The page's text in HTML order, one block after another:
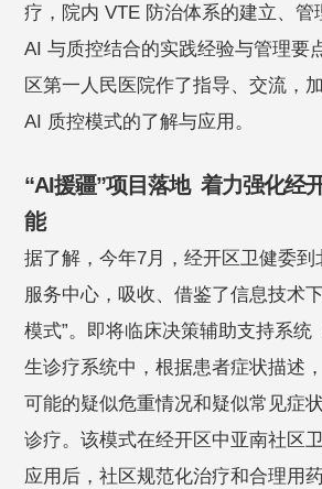
疗，院内 VTE 防治体系的建立、管
AI 与质控结合的实践经验与管理要
区第一人民医院作了指导、交流，
AI 质控模式的了解与应用。
“AI援疆”项目落地 着力强化经
能
据了解，今年7月，经开区卫健委到
服务中心，吸收、借鉴了信息技术
模式”。即将临床决策辅助支持系统
生诊疗系统中，根据患者症状描述
可能的疑似危重情况和疑似常见症
诊疗。该模式在经开区中亚南社区
应用后，社区规范化治疗和合理用